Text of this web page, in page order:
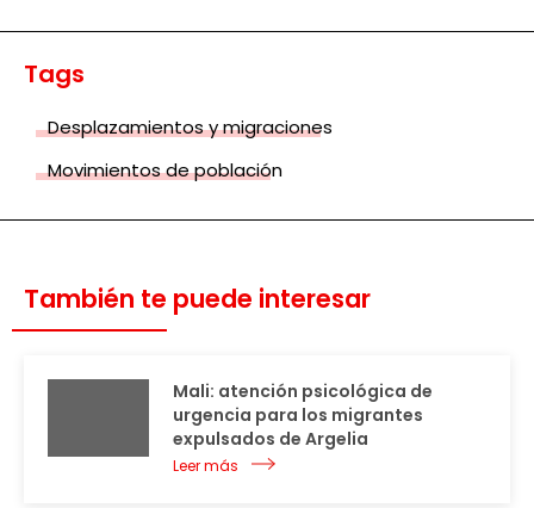
Tags
Desplazamientos y migraciones
Movimientos de población
También te puede interesar
Mali: atención psicológica de
urgencia para los migrantes
expulsados de Argelia
Leer más